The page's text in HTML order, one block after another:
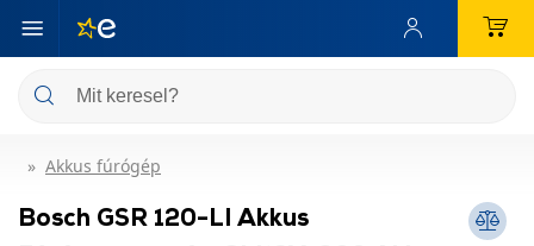
Akkus fúrógép
Bosch GSR 120-LI Akkus